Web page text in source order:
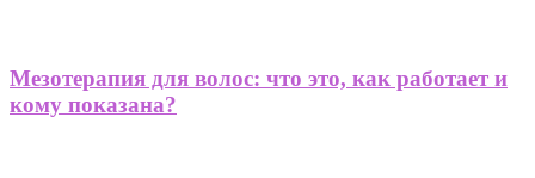
Мезотерапия для волос: что это, как работает и
кому показана?